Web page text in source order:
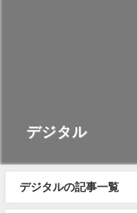
デジタル
デジタルの記事一覧